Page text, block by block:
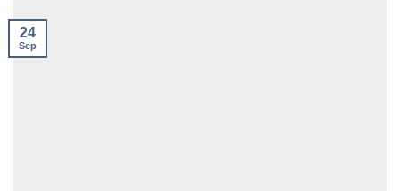
24
Sep